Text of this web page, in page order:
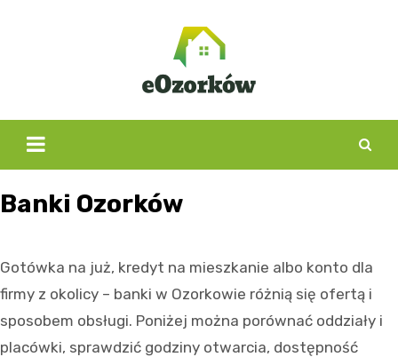
Banki Ozorków
Gotówka na już, kredyt na mieszkanie albo konto dla
firmy z okolicy – banki w Ozorkowie różnią się ofertą i
sposobem obsługi. Poniżej można porównać oddziały i
placówki, sprawdzić godziny otwarcia, dostępność